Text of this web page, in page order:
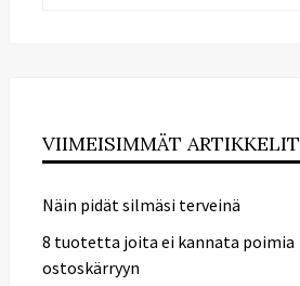
VIIMEISIMMÄT ARTIKKELIT
Näin pidät silmäsi terveinä
8 tuotetta joita ei kannata poimia
ostoskärryyn